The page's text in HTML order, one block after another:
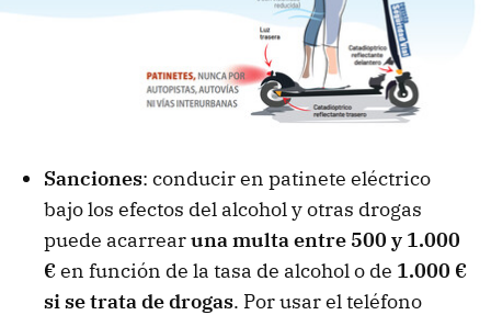
Sanciones: conducir en patinete eléctrico
bajo los efectos del alcohol y otras drogas
puede acarrearuna multa entre 500 y 1.000
€en función de la tasa de alcohol o de 1.000 €
si se trata de drogas. Por usar el teléfono